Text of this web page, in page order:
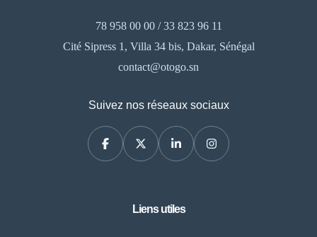
78 958 00 00 / 33 823 96 11
Cité Sipress 1, Villa 34 bis, Dakar, Sénégal
contact@otogo.sn
Suivez nos réseaux sociaux
Liens utiles